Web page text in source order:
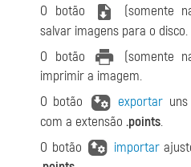
O botão
(somente
salvar imagens para o disco.
O botão
(somente
imprimir a imagem.
O botão
exportar
com a extensão .points.
O botão
importar